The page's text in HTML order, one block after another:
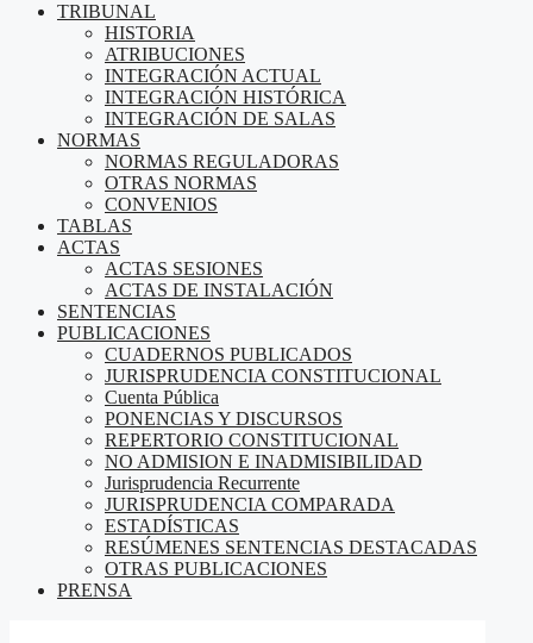
TRIBUNAL
HISTORIA
ATRIBUCIONES
INTEGRACIÓN ACTUAL
INTEGRACIÓN HISTÓRICA
INTEGRACIÓN DE SALAS
NORMAS
NORMAS REGULADORAS
OTRAS NORMAS
CONVENIOS
TABLAS
ACTAS
ACTAS SESIONES
ACTAS DE INSTALACIÓN
SENTENCIAS
PUBLICACIONES
CUADERNOS PUBLICADOS
JURISPRUDENCIA CONSTITUCIONAL
Cuenta Pública
PONENCIAS Y DISCURSOS
REPERTORIO CONSTITUCIONAL
NO ADMISION E INADMISIBILIDAD
Jurisprudencia Recurrente
JURISPRUDENCIA COMPARADA
ESTADÍSTICAS
RESÚMENES SENTENCIAS DESTACADAS
OTRAS PUBLICACIONES
PRENSA